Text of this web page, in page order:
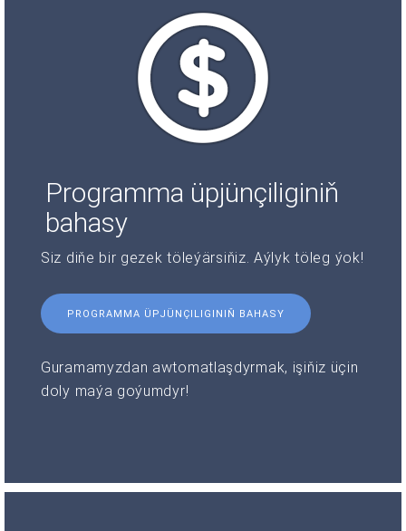
Programma üpjünçiliginiň
bahasy
Siz diňe bir gezek töleýärsiňiz. Aýlyk töleg ýok!
PROGRAMMA ÜPJÜNÇILIGINIŇ BAHASY
Guramamyzdan awtomatlaşdyrmak, işiňiz üçin
doly maýa goýumdyr!